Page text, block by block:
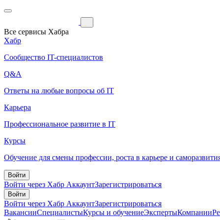
Все сервисы Хабра
Хабр
Сообщество IT-специалистов
Q&A
Ответы на любые вопросы об IT
Карьера
Профессиональное развитие в IT
Курсы
Обучение для смены профессии, роста в карьере и
Войти
Войти через Хабр АккаунтЗарегистрироваться
Войти
Войти через Хабр АккаунтЗарегистрироваться
ВакансииСпециалистыКурсы и обучениеЭкспертыКомпании